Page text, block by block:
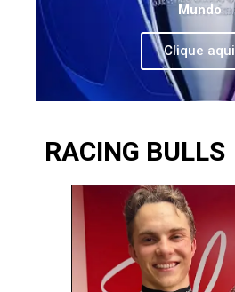
Mundo
Clique aqui
RACING BULLS